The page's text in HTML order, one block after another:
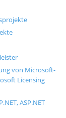
von Microsoft-
Licensing
ASP.NET